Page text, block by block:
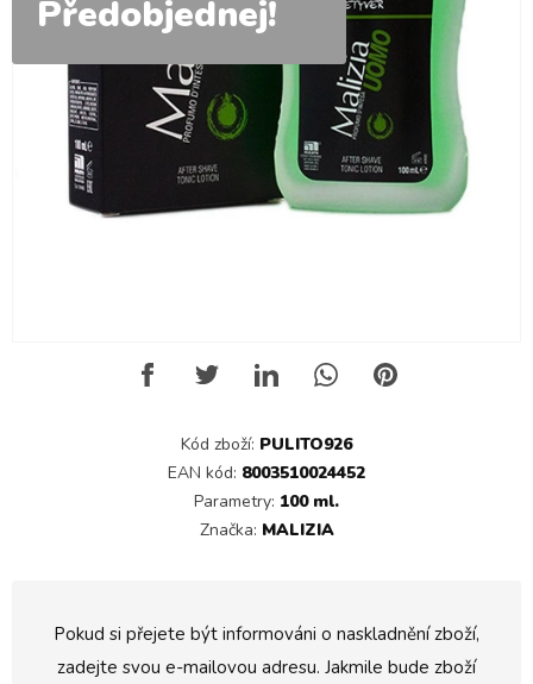
Předobjednej!
Kód zboží: PULITO926
EAN kód: 8003510024452
Parametry: 100 ml.
Značka: MALIZIA
Pokud si přejete být informováni o naskladnění zboží,
zadejte svou e-mailovou adresu. Jakmile bude zboží